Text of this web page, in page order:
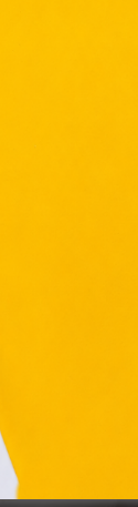
hogy
de a
valamit.
előírásainak
Unió
a
a felhasználók
a